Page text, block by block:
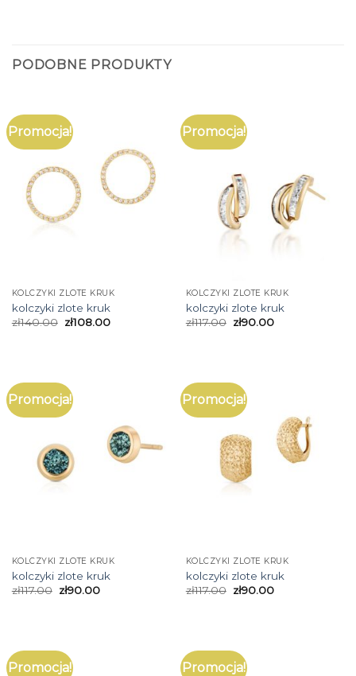
PODOBNE PRODUKTY
Promocja!
KOLCZYKI ZLOTE KRUK
kolczyki zlote kruk
zł140.00 zł108.00
Promocja!
KOLCZYKI ZLOTE KRUK
kolczyki zlote kruk
zł117.00 zł90.00
Promocja!
KOLCZYKI ZLOTE KRUK
kolczyki zlote kruk
zł117.00 zł90.00
Promocja!
KOLCZYKI ZLOTE KRUK
kolczyki zlote kruk
zł117.00 zł90.00
Promocja! Promocja!